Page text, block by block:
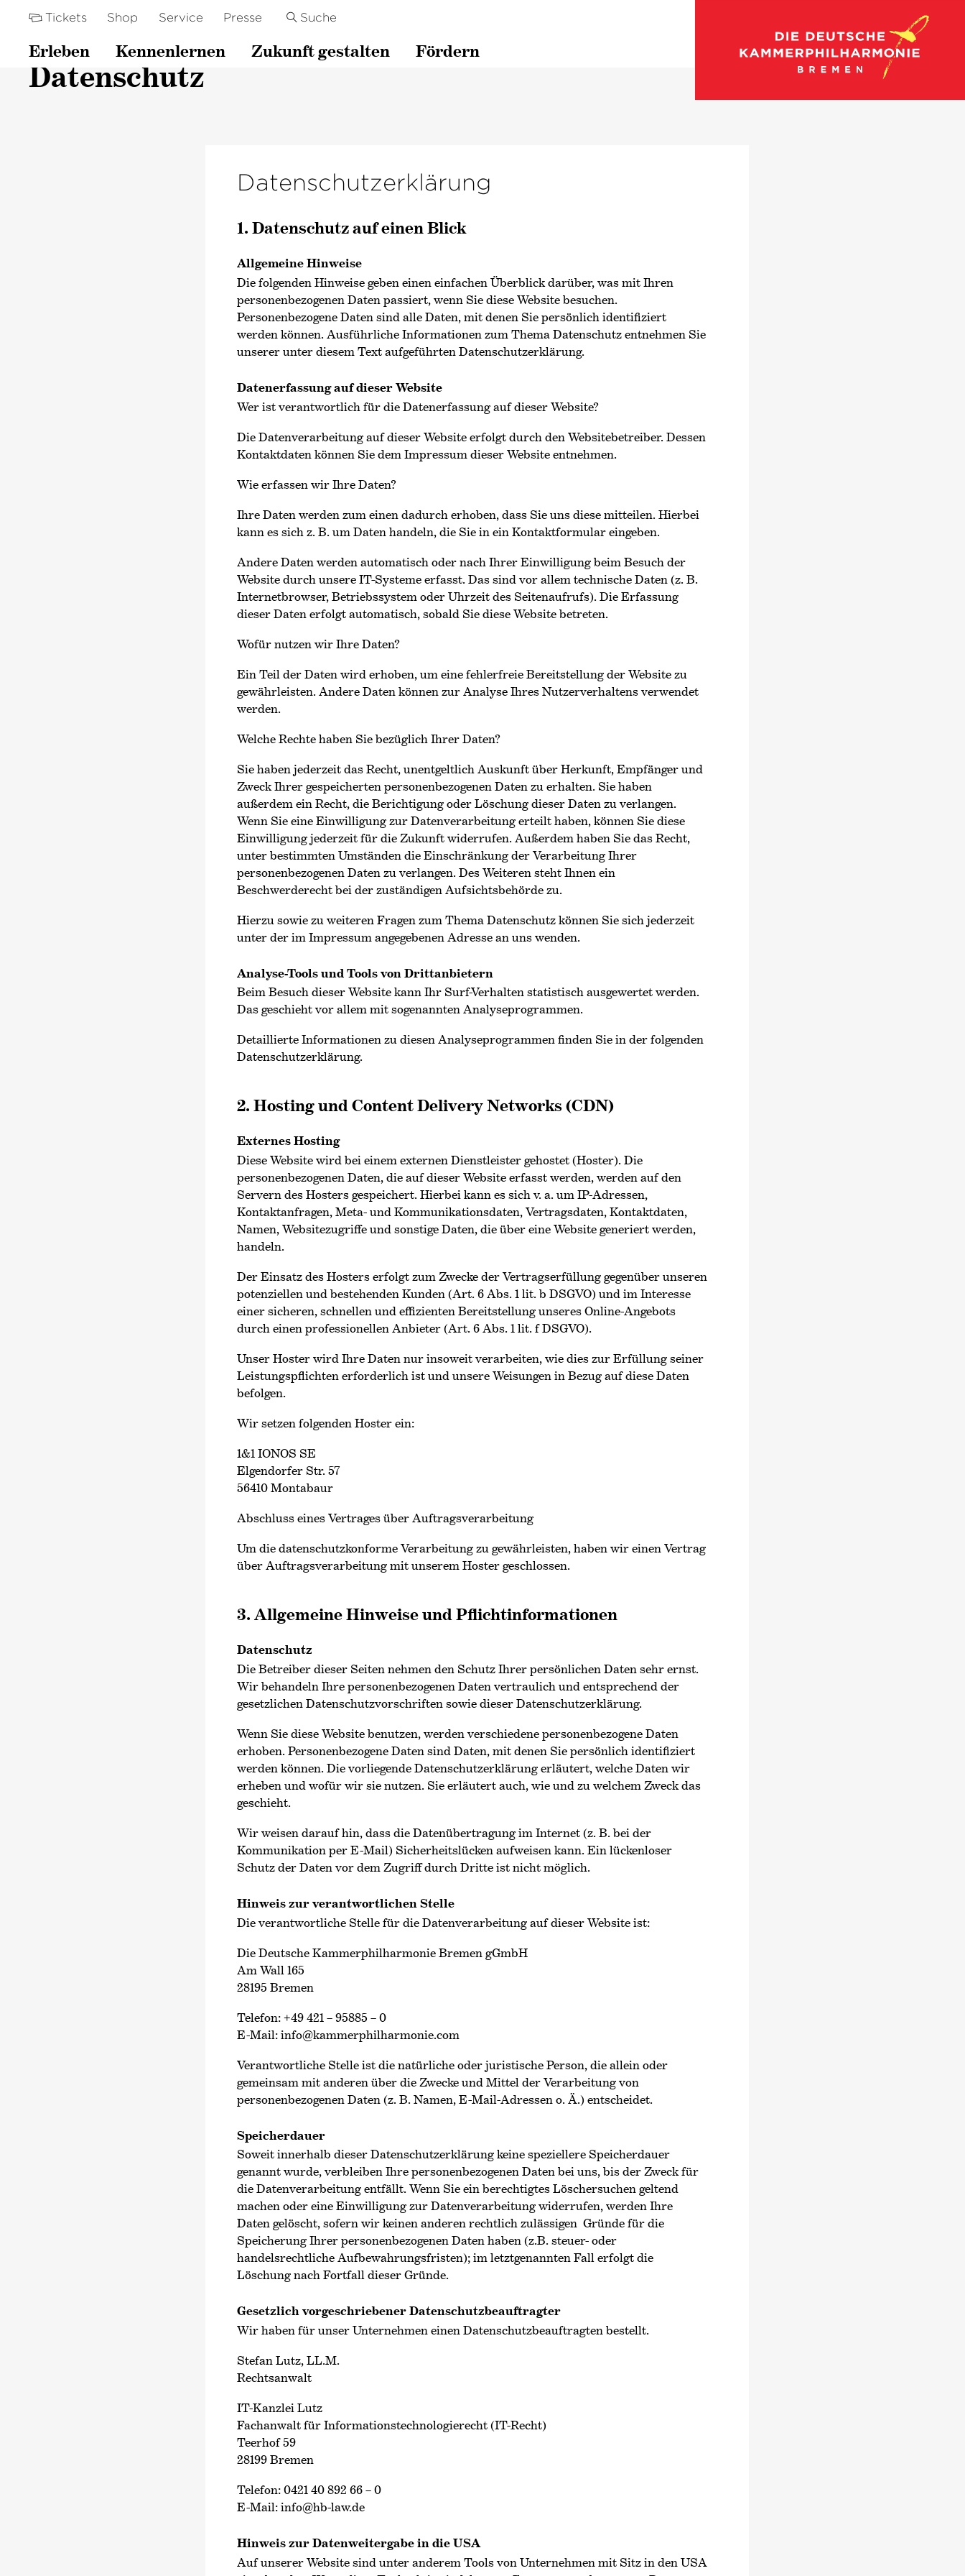
Tickets Shop Service Presse Suche
Erleben Kennenlernen Zukunft gestalten Fördern
Datenschutz
Datenschutz­erklärung
1. Datenschutz auf einen Blick
Allgemeine Hinweise
Die folgenden Hinweise geben einen einfachen Überblick darüber, was mit Ihren
personenbezogenen Daten passiert, wenn Sie diese Website besuchen.
Personenbezogene Daten sind alle Daten, mit denen Sie persönlich identifiziert
werden können. Ausführliche Informationen zum Thema Datenschutz entnehmen Sie
unserer unter diesem Text aufgeführten Datenschutzerklärung.
Datenerfassung auf dieser Website
Wer ist verantwortlich für die Datenerfassung auf dieser Website?
Die Datenverarbeitung auf dieser Website erfolgt durch den Websitebetreiber. Dessen
Kontaktdaten können Sie dem Impressum dieser Website entnehmen.
Wie erfassen wir Ihre Daten?
Ihre Daten werden zum einen dadurch erhoben, dass Sie uns diese mitteilen. Hierbei
kann es sich z. B. um Daten handeln, die Sie in ein Kontaktformular eingeben.
Andere Daten werden automatisch oder nach Ihrer Einwilligung beim Besuch der
Website durch unsere IT-Systeme erfasst. Das sind vor allem technische Daten (z. B.
Internetbrowser, Betriebssystem oder Uhrzeit des Seitenaufrufs). Die Erfassung
dieser Daten erfolgt automatisch, sobald Sie diese Website betreten.
Wofür nutzen wir Ihre Daten?
Ein Teil der Daten wird erhoben, um eine fehlerfreie Bereitstellung der Website zu
gewährleisten. Andere Daten können zur Analyse Ihres Nutzerverhaltens verwendet
werden.
Welche Rechte haben Sie bezüglich Ihrer Daten?
Sie haben jederzeit das Recht, unentgeltlich Auskunft über Herkunft, Empfänger und
Zweck Ihrer gespeicherten personenbezogenen Daten zu erhalten. Sie haben
außerdem ein Recht, die Berichtigung oder Löschung dieser Daten zu verlangen.
Wenn Sie eine Einwilligung zur Datenverarbeitung erteilt haben, können Sie diese
Einwilligung jederzeit für die Zukunft widerrufen. Außerdem haben Sie das Recht,
unter bestimmten Umständen die Einschränkung der Verarbeitung Ihrer
personenbezogenen Daten zu verlangen. Des Weiteren steht Ihnen ein
Beschwerderecht bei der zuständigen Aufsichtsbehörde zu.
Hierzu sowie zu weiteren Fragen zum Thema Datenschutz können Sie sich jederzeit
unter der im Impressum angegebenen Adresse an uns wenden.
Analyse-Tools und Tools von Dritt­anbietern
Beim Besuch dieser Website kann Ihr Surf-Verhalten statistisch ausgewertet werden.
Das geschieht vor allem mit sogenannten Analyseprogrammen.
Detaillierte Informationen zu diesen Analyseprogrammen finden Sie in der folgenden
Datenschutzerklärung.
2. Hosting und Content Delivery Networks (CDN)
Externes Hosting
Diese Website wird bei einem externen Dienstleister gehostet (Hoster). Die
personenbezogenen Daten, die auf dieser Website erfasst werden, werden auf den
Servern des Hosters gespeichert. Hierbei kann es sich v. a. um IP-Adressen,
Kontaktanfragen, Meta- und Kommunikationsdaten, Vertragsdaten, Kontaktdaten,
Namen, Websitezugriffe und sonstige Daten, die über eine Website generiert werden,
handeln.
Der Einsatz des Hosters erfolgt zum Zwecke der Vertragserfüllung gegenüber unseren
potenziellen und bestehenden Kunden (Art. 6 Abs. 1 lit. b DSGVO) und im Interesse
einer sicheren, schnellen und effizienten Bereitstellung unseres Online-Angebots
durch einen professionellen Anbieter (Art. 6 Abs. 1 lit. f DSGVO).
Unser Hoster wird Ihre Daten nur insoweit verarbeiten, wie dies zur Erfüllung seiner
Leistungspflichten erforderlich ist und unsere Weisungen in Bezug auf diese Daten
befolgen.
Wir setzen folgenden Hoster ein:
1&1 IONOS SE
Elgendorfer Str. 57
56410 Montabaur
Abschluss eines Vertrages über Auftragsverarbeitung
Um die datenschutzkonforme Verarbeitung zu gewährleisten, haben wir einen Vertrag
über Auftragsverarbeitung mit unserem Hoster geschlossen.
3. Allgemeine Hinweise und Pflicht­informationen
Datenschutz
Die Betreiber dieser Seiten nehmen den Schutz Ihrer persönlichen Daten sehr ernst.
Wir behandeln Ihre personenbezogenen Daten vertraulich und entsprechend der
gesetzlichen Datenschutzvorschriften sowie dieser Datenschutzerklärung.
Wenn Sie diese Website benutzen, werden verschiedene personenbezogene Daten
erhoben. Personenbezogene Daten sind Daten, mit denen Sie persönlich identifiziert
werden können. Die vorliegende Datenschutzerklärung erläutert, welche Daten wir
erheben und wofür wir sie nutzen. Sie erläutert auch, wie und zu welchem Zweck das
geschieht.
Wir weisen darauf hin, dass die Datenübertragung im Internet (z. B. bei der
Kommunikation per E-Mail) Sicherheitslücken aufweisen kann. Ein lückenloser
Schutz der Daten vor dem Zugriff durch Dritte ist nicht möglich.
Hinweis zur verantwortlichen Stelle
Die verantwortliche Stelle für die Datenverarbeitung auf dieser Website ist:
Die Deutsche Kammer­philharmonie Bremen gGmbH
Am Wall 165
28195 Bremen
Telefon: +49 421 – 95885 – 0
E-Mail: info@kammerphilharmonie.com
Verantwortliche Stelle ist die natürliche oder juristische Person, die allein oder
gemeinsam mit anderen über die Zwecke und Mittel der Verarbeitung von
personenbezogenen Daten (z. B. Namen, E-Mail-Adressen o. Ä.) entscheidet.
Speicherdauer
Soweit innerhalb dieser Datenschutzerklärung keine speziellere Speicherdauer
genannt wurde, verbleiben Ihre personenbezogenen Daten bei uns, bis der Zweck für
die Datenverarbeitung entfällt. Wenn Sie ein berechtigtes Löschersuchen geltend
machen oder eine Einwilligung zur Datenverarbeitung widerrufen, werden Ihre
Daten gelöscht, sofern wir keinen anderen rechtlich zulässigen Gründe für die
Speicherung Ihrer personenbezogenen Daten haben (z.B. steuer- oder
handelsrechtliche Aufbewahrungsfristen); im letztgenannten Fall erfolgt die
Löschung nach Fortfall dieser Gründe.
Gesetzlich vorgeschriebener Datenschutz­beauftragter
Wir haben für unser Unternehmen einen Datenschutzbeauftragten bestellt.
Stefan Lutz, LL.M.
Rechtsanwalt
IT-Kanzlei Lutz
Fachanwalt für Informationstechnologierecht (IT-Recht)
Teerhof 59
28199 Bremen
Telefon: 0421 40 892 66 – 0
E-Mail: info@hb-law.de
Hinweis zur Datenweitergabe in die USA
Auf unserer Website sind unter anderem Tools von Unternehmen mit Sitz in den USA